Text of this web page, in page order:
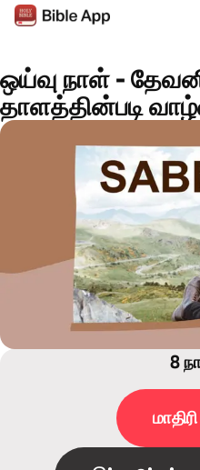
ஒய்வு நாள் -
தாளத்தின்படி
8